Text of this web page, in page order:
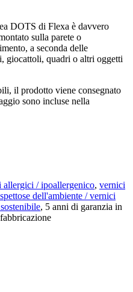
DOTS di Flexa è davvero
sulla parete o
a seconda delle
giocattoli, quadri o altri oggetti
il prodotto viene consegnato
sono incluse nella
allergici / ipoallergenico, vernici
dell'ambiente / vernici
, 5 anni di garanzia in